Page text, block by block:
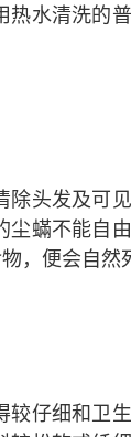
水清洗的
头发及可
蟎不能自由
，便会自然
仔细和卫